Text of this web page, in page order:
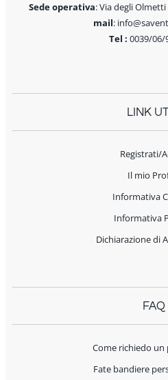
Sede operativa: Via degli
mail:
Tel : 0039/06/
LINK
Registrati/
Il mio
Informativa
Informativa
Dichiarazione di
FAQ
Come richiedo un
Fate bandiere